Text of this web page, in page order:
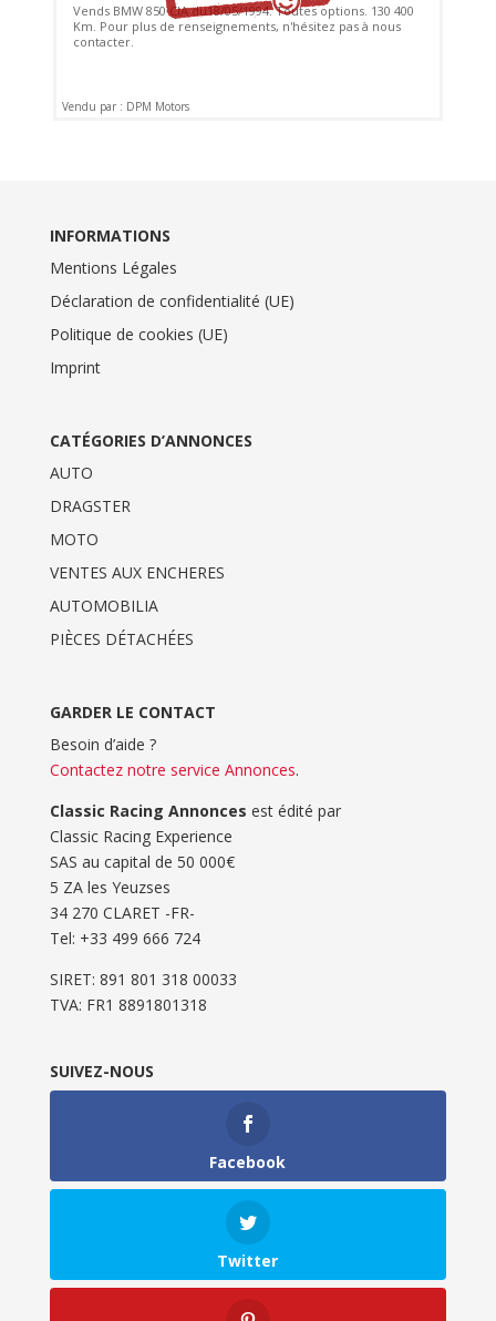
Vends BMW 850 CIA du18/05/1994. Toutes options. 130 400
Km. Pour plus de renseignements, n'hésitez pas à nous
contacter.
Vendu par : DPM Motors
INFORMATIONS
Mentions Légales
Déclaration de confidentialité (UE)
Politique de cookies (UE)
Imprint
CATÉGORIES D’ANNONCES
AUTO
DRAGSTER
MOTO
VENTES AUX ENCHERES
AUTOMOBILIA
PIÈCES DÉTACHÉES
GARDER LE CONTACT
Besoin d’aide ?
Contactez notre service Annonces.
Classic Racing Annonces est édité par
Classic Racing Experience
SAS au capital de 50 000€
5 ZA les Yeuzses
34 270 CLARET -FR-
Tel: ‭+33 499 666 724‬
SIRET: 891 801 318 00033
TVA: FR1 8891801318
SUIVEZ-NOUS
Facebook
Twitter